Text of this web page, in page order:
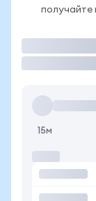
получайте
15м